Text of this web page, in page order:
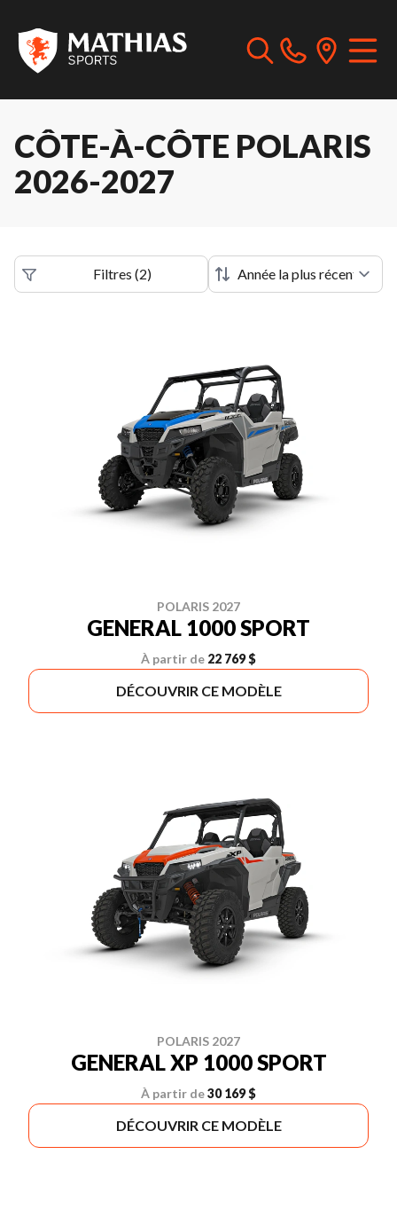
CÔTE-À-CÔTE POLARIS
2026-2027
Filtres (2)
POLARIS 2027
GENERAL 1000 SPORT
À partir de 22 769 $
DÉCOUVRIR CE MODÈLE
POLARIS 2027
GENERAL XP 1000 SPORT
À partir de30 169 $
DÉCOUVRIR CE MODÈLE